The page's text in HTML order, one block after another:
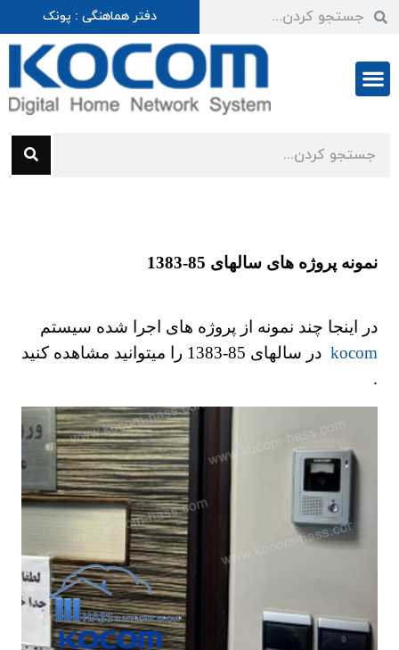
دفتر هماهنگی : پونک
نمونه پروژه های سالهای 85-1383
در اینجا چند نمونه از پروژه های اجرا شده سیستم
kocom
در سالهای 85-1383 را میتوانید مشاهده کنید
.